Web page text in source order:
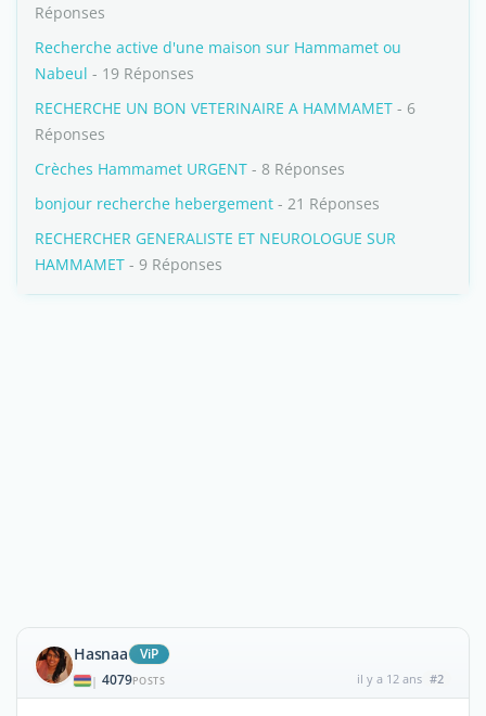
Réponses
Recherche active d'une maison sur Hammamet ou
Nabeul - 19 Réponses
RECHERCHE UN BON VETERINAIRE A HAMMAMET - 6
Réponses
Crèches Hammamet URGENT - 8 Réponses
bonjour recherche hebergement - 21 Réponses
RECHERCHER GENERALISTE ET NEUROLOGUE SUR
HAMMAMET - 9 Réponses
Hasnaa ViP
| 4079POSTS il y a 12 ans #2